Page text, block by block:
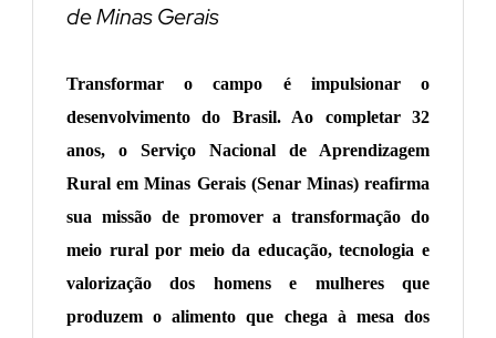
de Minas Gerais
Transformar o campo é impulsionar o
desenvolvimento do Brasil. Ao completar 32
anos, o Serviço Nacional de Aprendizagem
Rural em Minas Gerais (Senar Minas) reafirma
sua missão de promover a transformação do
meio rural por meio da educação, tecnologia e
valorização dos homens e mulheres que
produzem o alimento que chega à mesa dos